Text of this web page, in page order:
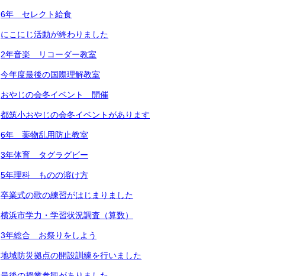
6年 セレクト給食
にこにじ活動が終わりました
2年音楽 リコーダー教室
今年度最後の国際理解教室
おやじの会冬イベント 開催
都筑小おやじの会冬イベントがあります
6年 薬物乱用防止教室
3年体育 タグラグビー
5年理科 ものの溶け方
卒業式の歌の練習がはじまりました
横浜市学力・学習状況調査（算数）
3年総合 お祭りをしよう
地域防災拠点の開設訓練を行いました